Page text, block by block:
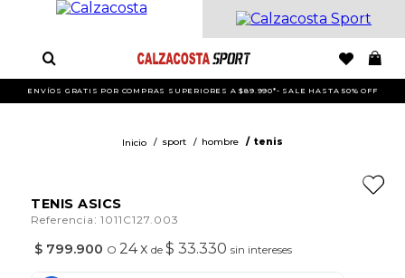
ENVÍOS GRATIS POR COMPRAS SUPERIORES A $89.990*- SALE HASTA 50% OFF
sport hombre tenis
TENIS ASICS
Referencia :1011C127.003
$ 799.900 O 24x de$ 33.330 sin intereses